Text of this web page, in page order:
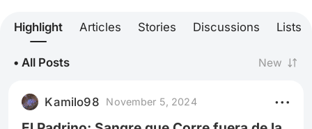
Highlight Articles Stories Discussions Lists
• All Posts New
Kamilo98 November 5, 2024